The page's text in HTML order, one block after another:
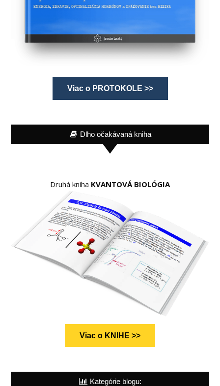
Viac o PROTOKOLE >>
Dlho očakávaná kniha
Druhá kniha KVANTOVÁ BIOLÓGIA
Viac o KNIHE >>
Kategórie blogu: